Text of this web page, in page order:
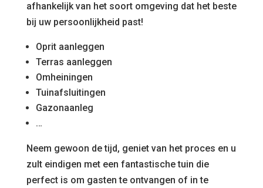
afhankelijk van het soort omgeving dat het beste
bij uw persoonlijkheid past!
Oprit aanleggen
Terras aanleggen
Omheiningen
Tuinafsluitingen
Gazonaanleg
…
Neem gewoon de tijd, geniet van het proces en u
zult eindigen met een fantastische tuin die
perfect is om gasten te ontvangen of in te